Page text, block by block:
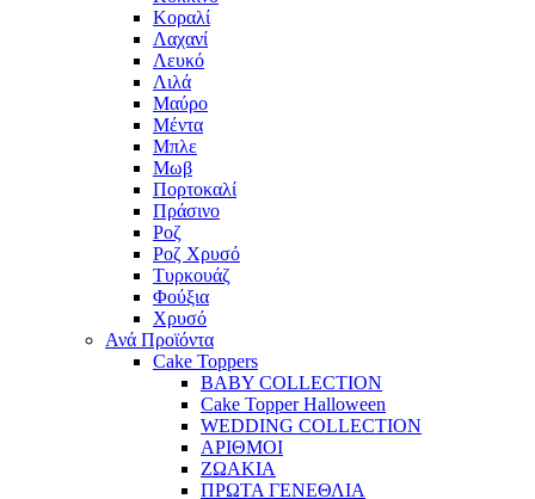
Κοραλί
Λαχανί
Λευκό
Λιλά
Μαύρο
Μέντα
Μπλε
Μωβ
Πορτοκαλί
Πράσινο
Ροζ
Ροζ Χρυσό
Τυρκουάζ
Φούξια
Χρυσό
Ανά Προϊόντα
Cake Toppers
BABY COLLECTION
Cake Topper Halloween
WEDDING COLLECTION
ΑΡΙΘΜΟΙ
ΖΩΑΚΙΑ
ΠΡΩΤΑ ΓΕΝΕΘΛΙΑ